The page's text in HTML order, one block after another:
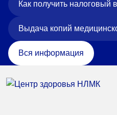
Как получить налоговый
Выдача копий
Вся информация